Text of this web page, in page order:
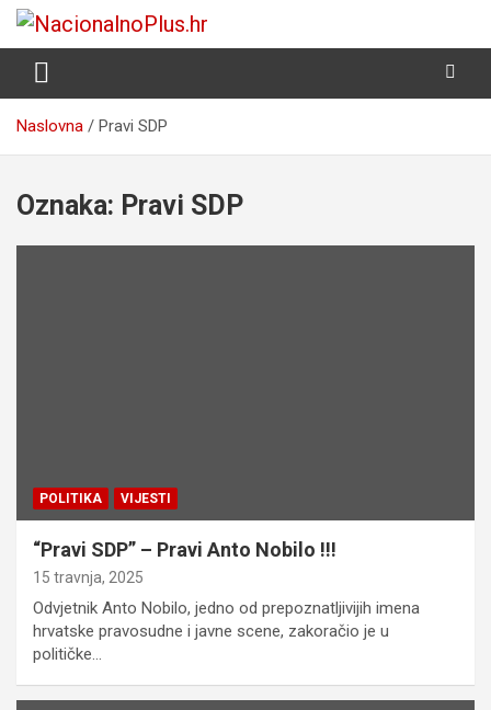
Skip
NacionalnoPlus.hr
Nacija želi znati više
Naslovna Pravi SDP
Oznaka: Pravi SDP
POLITIKA VIJESTI
“Pravi SDP” – Pravi Anto Nobilo !!!
15 travnja, 2025
Odvjetnik Anto Nobilo, jedno od prepoznatljivijih imena
hrvatske pravosudne i javne scene, zakoračio je u
političke…